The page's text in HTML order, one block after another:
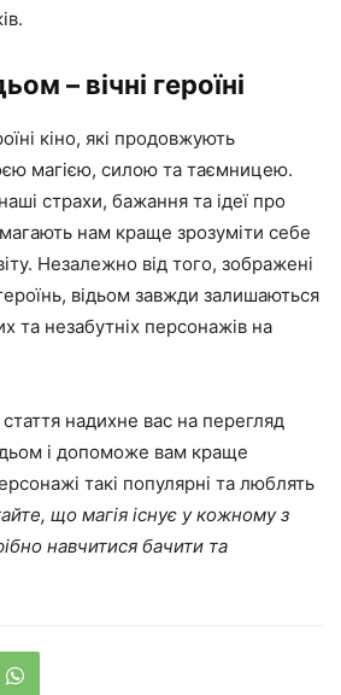
– вічні героїні
кіно, які продовжують
магією, силою та таємницею.
страхи, бажання та ідеї про
нам краще зрозуміти себе
Незалежно від того, зображені
відьом завжди залишаються
та незабутніх персонажів на
надихне вас на перегляд
і допоможе вам краще
такі популярні та люблять
що магія існує у кожному з
навчитися бачити та